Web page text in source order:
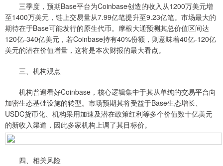
三季度，预期Base平台为Coinbase创造的收入从1200万美元增
至1400万美元，链上交易量从7.99亿笔提升至9.23亿笔。市场最大的
期待在于Base可能发行的原生代币。摩根大通预测其总价值区间达
120亿-340亿美元，若Coinbase持有40%份额，则意味着40亿-120亿
美元的潜在价值增量，这将是本次财报的最大看点。
三、机构观点
机构普遍看好Coinbase，核心逻辑集中于其从单纯的交易平台向
加密生态基础设施的转型。市场预期其将受益于Base生态增长、
USDC货币化、机构采用加速及潜在政策红利等多个价值数十亿美元
的新收入渠道，因此多家机构上调了其目标价。
四、相关风险